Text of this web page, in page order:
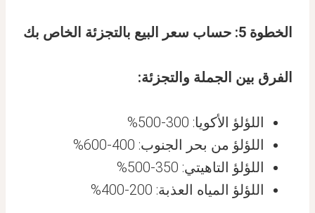
الخطوة 5: حساب سعر البيع بالتجزئة الخاص بك
الفرق بين الجملة والتجزئة:
اللؤلؤ الأكويا: 300-500%
اللؤلؤ من بحر الجنوب: 400-600%
اللؤلؤ التاهيتي: 350-500%
اللؤلؤ المياه العذبة: 200-400%